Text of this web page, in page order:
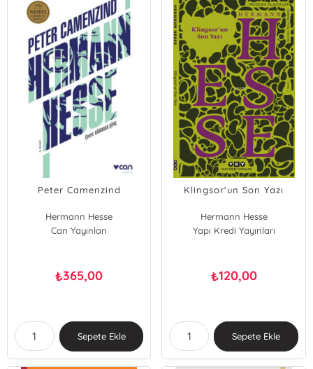
Peter Camenzind
Hermann Hesse
Can Yayınları
₺365,00
Sepete Ekle
Klingsor'un Son Yazı
Hermann Hesse
Yapı Kredi Yayınları
₺120,00
Sepete Ekle